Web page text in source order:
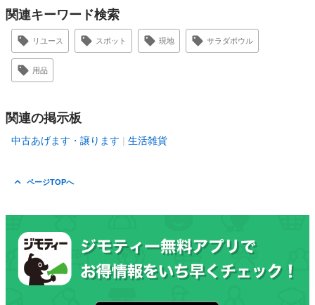
関連キーワード検索
リユース スポット 現地 サラダボウル
用品
関連の掲示板
中古あげます・譲ります 生活雑貨
ページTOPへ